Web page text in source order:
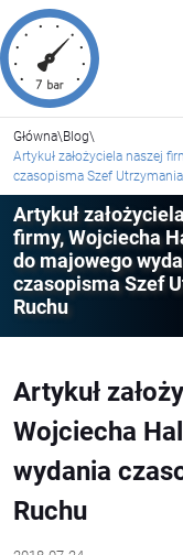
Główna\Blog\
Artykuł założyciela naszej
czasopisma Szef
Artykuł
firmy, Wojciecha
do majowego
czasopisma Szef
Ruchu
Artykuł
Wojciecha
wydania
Ruchu